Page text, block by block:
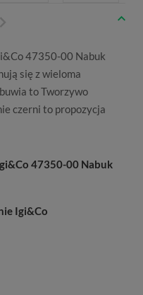
47350-00 Nabuk
się z wieloma
toTworzywo
czerni to propozycja
47350-00 Nabuk
Igi&Co